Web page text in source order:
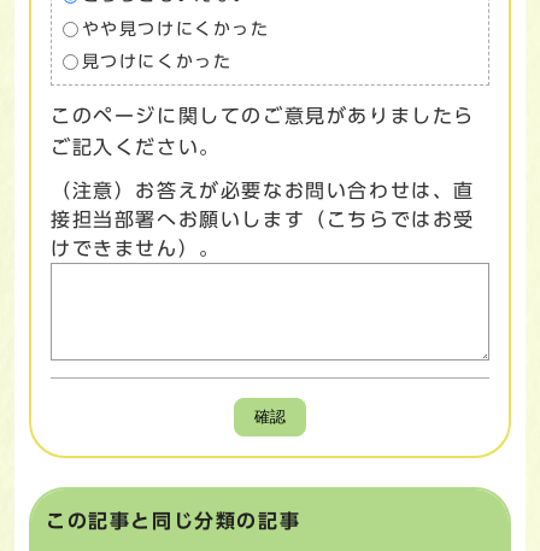
やや見つけにくかった
見つけにくかった
このページに関してのご意見がありましたら
ご記入ください。
（注意）お答えが必要なお問い合わせは、直
接担当部署へお願いします（こちらではお受
けできません）。
確認
この記事と同じ分類の記事